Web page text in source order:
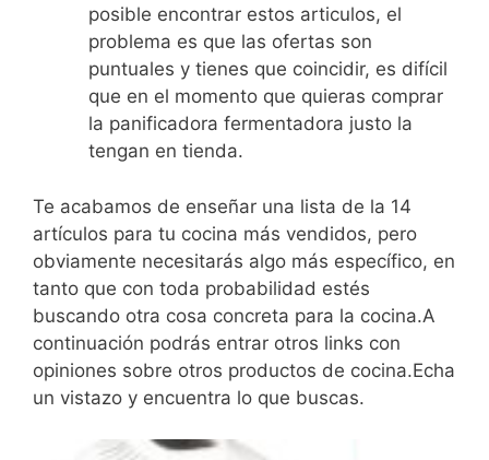
posible encontrar estos articulos, el
problema es que las ofertas son
puntuales y tienes que coincidir, es difícil
que en el momento que quieras comprar
la panificadora fermentadora justo la
tengan en tienda.
Te acabamos de enseñar una lista de la 14
artículos para tu cocina más vendidos, pero
obviamente necesitarás algo más específico, en
tanto que con toda probabilidad estés
buscando otra cosa concreta para la cocina.A
continuación podrás entrar otros links con
opiniones sobre otros productos de cocina.Echa
un vistazo y encuentra lo que buscas.